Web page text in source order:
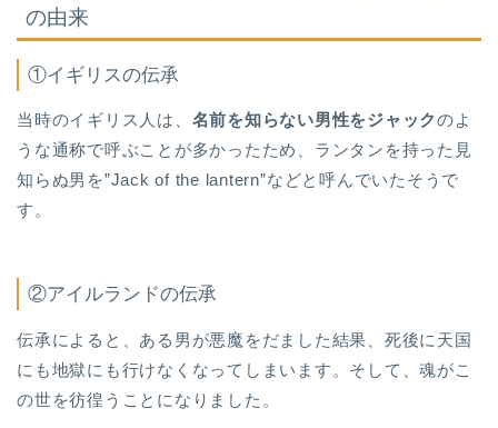
の由来
①イギリスの伝承
当時のイギリス人は、 名前を知らない男性をジャックのよ
うな通称で呼ぶことが多かったため、ランタンを持った見
知らぬ男を”Jack of the lantern”などと呼んでいたそうで
す。
②アイルランドの伝承
伝承によると、ある男が悪魔をだました結果、死後に天国
にも地獄にも行けなくなってしまいます。そして、魂がこ
の世を彷徨うことになりました。